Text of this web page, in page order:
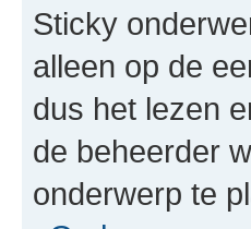
Sticky
alleen op de
dus het lezen
de beheerder
onderwerp te